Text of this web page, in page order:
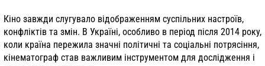
Кіно завжди слугувало відображенням суспільних настроїв,
конфліктів та змін. В Україні, особливо в період після 2014 року,
коли країна пережила значні політичні та соціальні потрясіння,
кінематограф став важливим інструментом для дослідження і